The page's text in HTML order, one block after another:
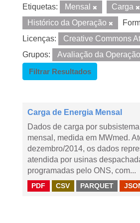
Etiquetas: Mensal
Carga
Histórico da Operação
Licenças:
Creative Commons
Grupos:
Avaliação da Operação
Filtrar Resultados
Carga de Energia Mensal
Dados de carga por
mensal, medida em MWmed.
dezembro/2014, os dados
atendida por usinas
programadas pelo ONS, com...
PDF CSV PARQUET